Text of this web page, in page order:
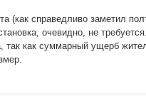
(как справедливо заметил
очевидно, не
так как суммарный ущерб